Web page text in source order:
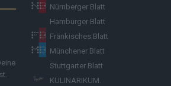
Nürnberger Blatt
Hamburger Blatt
Fränkisches Blatt
Münchener Blatt
Stuttgarter Blatt
KULINARIKUM.